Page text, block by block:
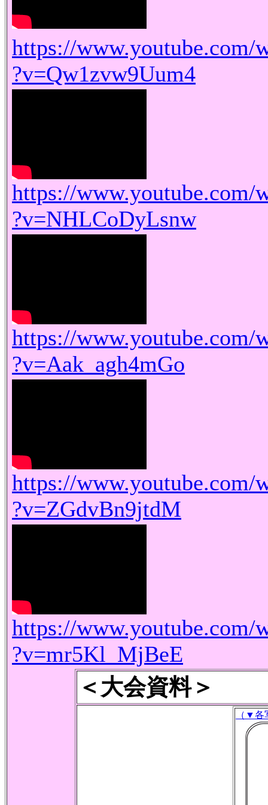
https://www.youtube.com/
?v=Qw1zvw9Uum4
https://www.youtube.com/
?v=NHLCoDyLsnw
https://www.youtube.com/
?v=Aak_agh4mGo
https://www.youtube.com/
?v=ZGdvBn9jtdM
https://www.youtube.com/
?v=mr5Kl_MjBeE
＜大会資料＞
（▼各